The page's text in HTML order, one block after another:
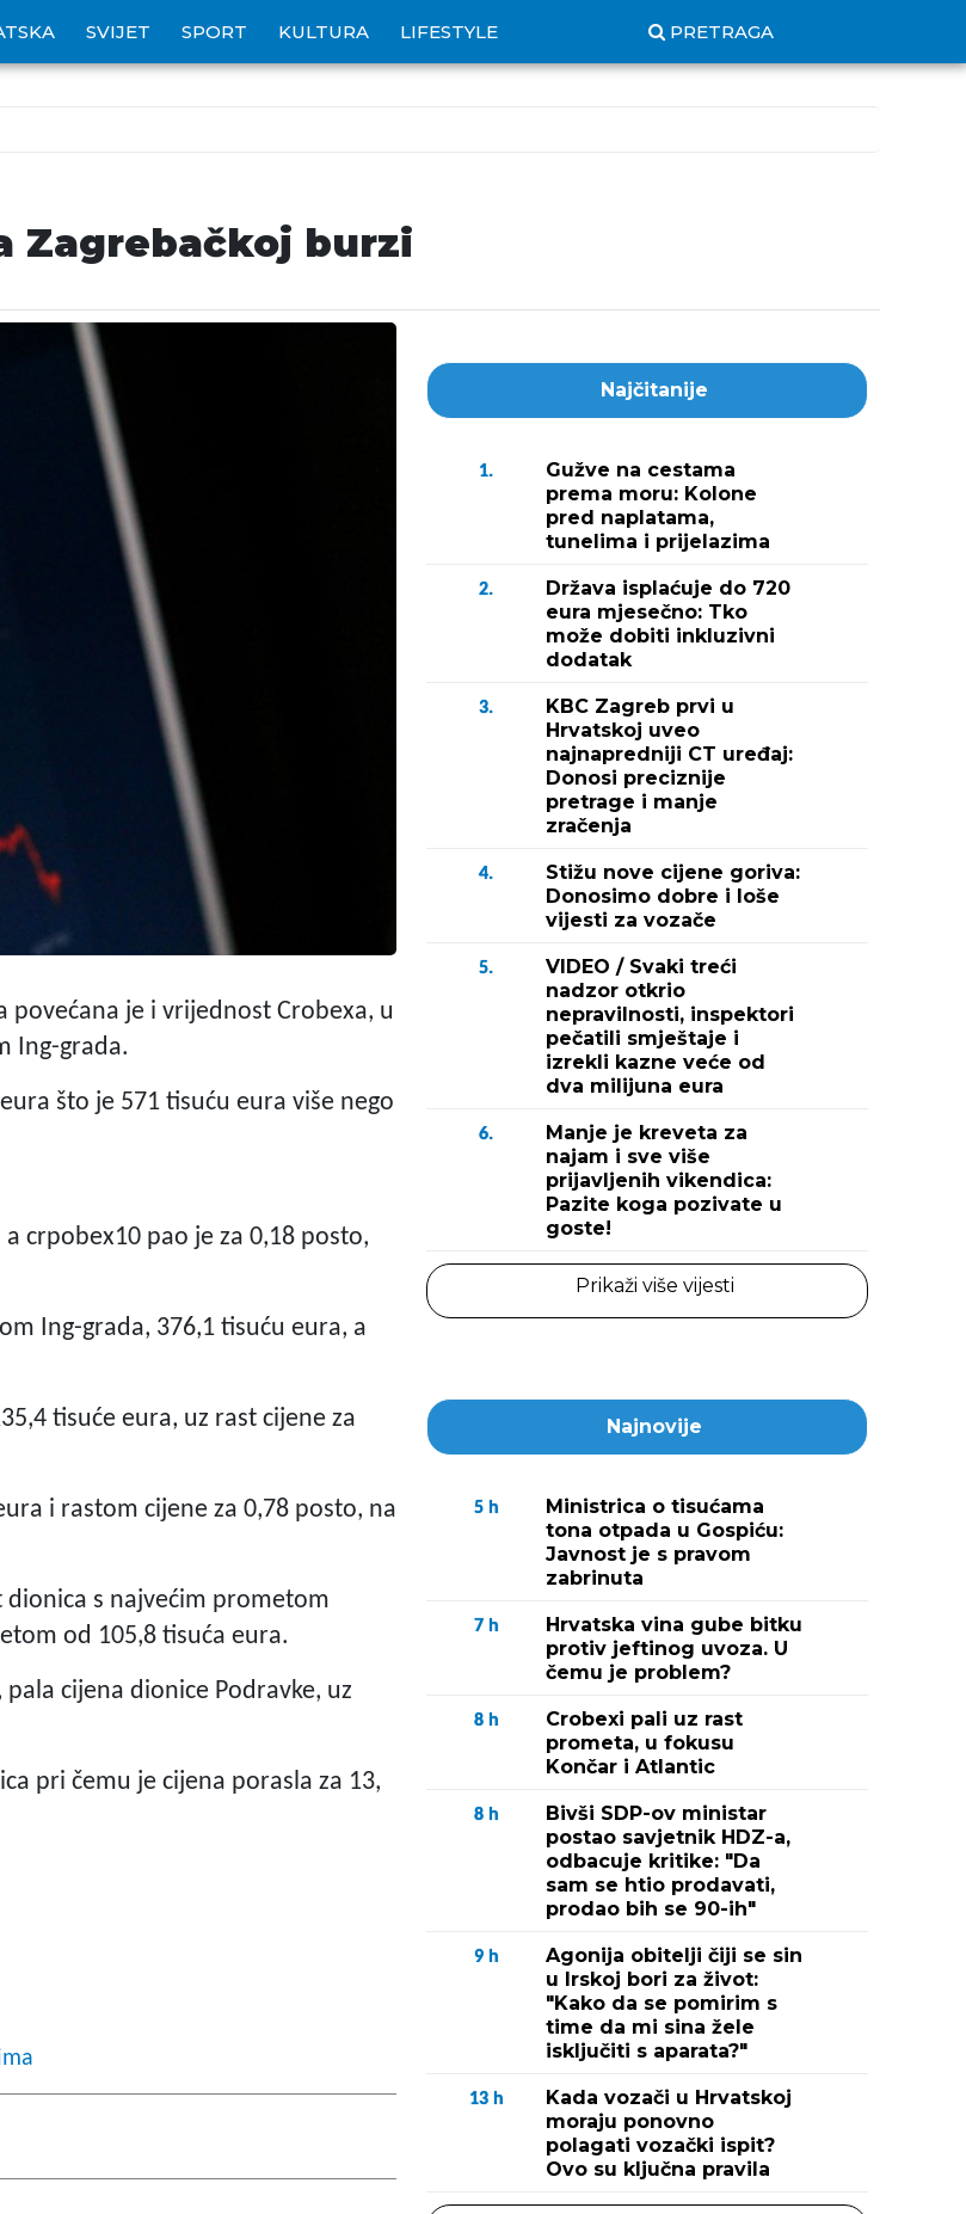
SVIJET SPORT KULTURA LIFESTYLE PRETRAGA
Zagrebačkoj burzi
je i vrijednost Crobexa, u
Ing-grada.
što je 571 tisuću eura više nego
crpobex10 pao je za 0,18 posto,
Ing-grada, 376,1 tisuću eura, a
tisuće eura, uz rast cijene za
i rastom cijene za 0,78 posto, na
dionica s najvećim prometom
od 105,8 tisuća eura.
cijena dionice Podravke, uz
pri čemu je cijena porasla za 13,
Najčitanije
1.
Gužve na cestama
prema moru: Kolone
pred naplatama,
tunelima i prijelazima
2.
Država isplaćuje do 720
eura mjesečno: Tko
može dobiti inkluzivni
dodatak
3.
KBC Zagreb prvi u
Hrvatskoj uveo
najnapredniji CT uređaj:
Donosi preciznije
pretrage i manje
zračenja
4.
Stižu nove cijene goriva:
Donosimo dobre i loše
vijesti za vozače
5.
VIDEO / Svaki treći
nadzor otkrio
nepravilnosti, inspektori
pečatili smještaje i
izrekli kazne veće od
dva milijuna eura
6.
Manje je kreveta za
najam i sve više
prijavljenih vikendica:
Pazite koga pozivate u
goste!
Prikaži više vijesti
Najnovije
5 h
Ministrica o tisućama
tona otpada u Gospiću:
Javnost je s pravom
zabrinuta
7 h
Hrvatska vina gube bitku
protiv jeftinog uvoza. U
čemu je problem?
8 h
Crobexi pali uz rast
prometa, u fokusu
Končar i Atlantic
8 h
Bivši SDP-ov ministar
postao savjetnik HDZ-a,
odbacuje kritike: "Da
sam se htio prodavati,
prodao bih se 90-ih"
9 h
Agonija obitelji čiji se sin
u Irskoj bori za život:
"Kako da se pomirim s
time da mi sina žele
isključiti s aparata?"
13 h
Kada vozači u Hrvatskoj
moraju ponovno
polagati vozački ispit?
Ovo su ključna pravila